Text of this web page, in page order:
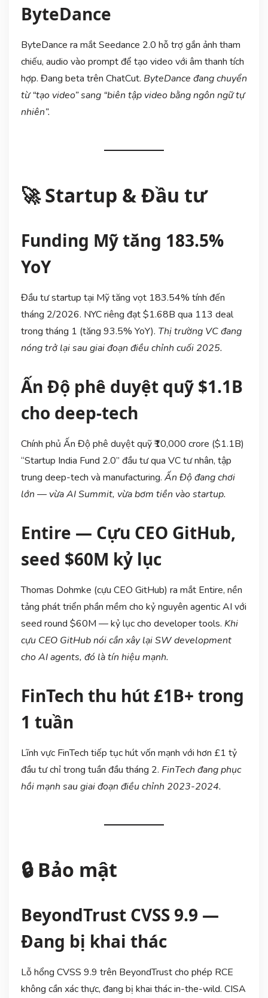
ByteDance
ByteDance ra mắt Seedance 2.0 hỗ trợ gắn ảnh tham
chiếu, audio vào prompt để tạo video với âm thanh tích
hợp. Đang beta trên ChatCut. ByteDance đang chuyển
từ “tạo video” sang “biên tập video bằng ngôn ngữ tự
nhiên”.
🚀 Startup & Đầu tư
Funding Mỹ tăng 183.5%
YoY
Đầu tư startup tại Mỹ tăng vọt 183.54% tính đến
tháng 2/2026. NYC riêng đạt $1.68B qua 113 deal
trong tháng 1 (tăng 93.5% YoY). Thị trường VC đang
nóng trở lại sau giai đoạn điều chỉnh cuối 2025.
Ấn Độ phê duyệt quỹ $1.1B
cho deep-tech
Chính phủ Ấn Độ phê duyệt quỹ ₹10,000 crore ($1.1B)
“Startup India Fund 2.0” đầu tư qua VC tư nhân, tập
trung deep-tech và manufacturing. Ấn Độ đang chơi
lớn — vừa AI Summit, vừa bơm tiền vào startup.
Entire — Cựu CEO GitHub,
seed $60M kỷ lục
Thomas Dohmke (cựu CEO GitHub) ra mắt Entire, nền
tảng phát triển phần mềm cho kỷ nguyên agentic AI với
seed round $60M — kỷ lục cho developer tools. Khi
cựu CEO GitHub nói cần xây lại SW development
cho AI agents, đó là tín hiệu mạnh.
FinTech thu hút £1B+ trong
1 tuần
Lĩnh vực FinTech tiếp tục hút vốn mạnh với hơn £1 tỷ
đầu tư chỉ trong tuần đầu tháng 2. FinTech đang phục
hồi mạnh sau giai đoạn điều chỉnh 2023-2024.
🔒 Bảo mật
BeyondTrust CVSS 9.9 —
Đang bị khai thác
Lỗ hổng CVSS 9.9 trên BeyondTrust cho phép RCE
không cần xác thực, đang bị khai thác in-the-wild. CISA